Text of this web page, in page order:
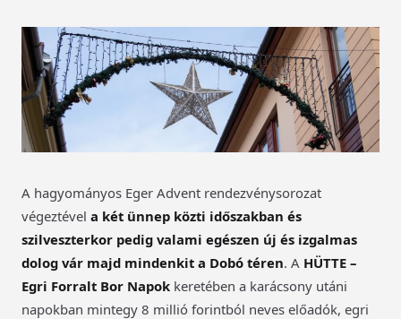
A hagyományos Eger Advent rendezvénysorozat
végeztével a két ünnep közti időszakban és
szilveszterkor pedig valami egészen új és izgalmas
dolog vár majd mindenkit a Dobó téren. A HÜTTE –
Egri Forralt Bor Napok keretében a karácsony utáni
napokban mintegy 8 millió forintból neves előadók, egri